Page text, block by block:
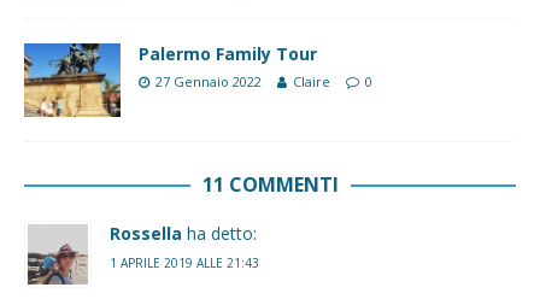
Palermo Family Tour
27 Gennaio 2022 Claire 0
11 COMMENTI
Rossella ha detto:
1 APRILE 2019 ALLE 21:43